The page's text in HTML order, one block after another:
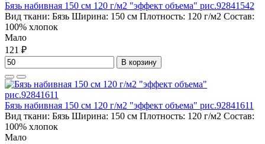
Бязь набивная 150 см 120 г/м2 "эффект объема" рис.92841542
Вид ткани: Бязь Ширина: 150 см Плотность: 120 г/м2 Состав:
100% хлопок
Мало
121 ₽
В корзину
Бязь набивная 150 см 120 г/м2 "эффект объема" рис.92841611
Вид ткани: Бязь Ширина: 150 см Плотность: 120 г/м2 Состав:
100% хлопок
Мало